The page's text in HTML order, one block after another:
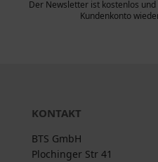
Der Newsletter ist kostenlos
Kundenkonto
KONTAKT
BTS GmbH
Plochinger Str 41